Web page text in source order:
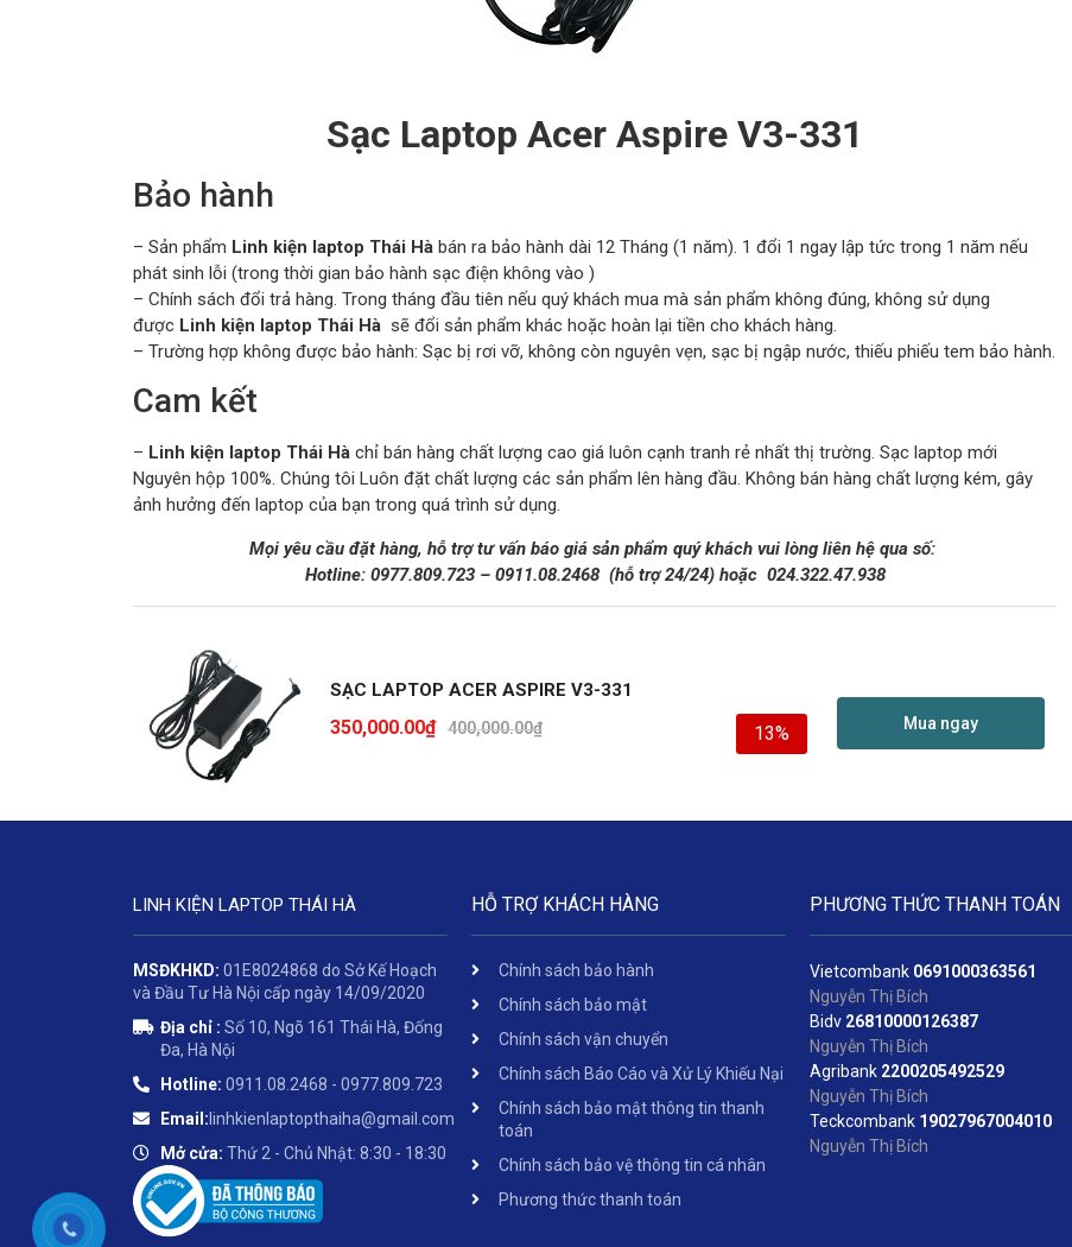
Sạc Laptop Acer Aspire V3-331
Bảo hành
– Sản phẩm Linh kiện laptop Thái Hà bán ra bảo hành dài 12 Tháng (1 năm). 1 đổi 1 ngay lập tức trong 1 năm nếu
phát sinh lỗi (trong thời gian bảo hành sạc điện không vào )
– Chính sách đổi trả hàng. Trong tháng đầu tiên nếu quý khách mua mà sản phẩm không đúng, không sử dụng
được Linh kiện laptop Thái Hà sẽ đổi sản phẩm khác hoặc hoàn lại tiền cho khách hàng.
– Trường hợp không được bảo hành: Sạc bị rơi vỡ, không còn nguyên vẹn, sạc bị ngập nước, thiếu phiếu tem bảo hành.
Cam kết
– Linh kiện laptop Thái Hà chỉ bán hàng chất lượng cao giá luôn cạnh tranh rẻ nhất thị trường. Sạc laptop mới
Nguyên hộp 100%. Chúng tôi Luôn đặt chất lượng các sản phẩm lên hàng đầu. Không bán hàng chất lượng kém, gây
ảnh hưởng đến laptop của bạn trong quá trình sử dụng.
Mọi yêu cầu đặt hàng, hỗ trợ tư vấn báo giá sản phẩm quý khách vui lòng liên hệ qua số:
Hotline: 0977.809.723– 0911.08.2468 (hỗ trợ 24/24)hoặc024.322.47.938
SẠC LAPTOP ACER ASPIRE V3-331
400,000.00₫
350,000.00₫ 13% Mua ngay
LINH KIỆN LAPTOP THÁI HÀ
MSĐKHKD: 01E8024868 do Sở Kế Hoạch
và Đầu Tư Hà Nội cấp ngày 14/09/2020
Địa chỉ : Số 10, Ngõ 161 Thái Hà, Đống
Đa, Hà Nội
Hotline: 0911.08.2468 - 0977.809.723
Email: linhkienlaptopthaiha@gmail.com
Mở cửa: Thứ 2 - Chủ Nhật: 8:30 - 18:30
HỖ TRỢ KHÁCH HÀNG
Chính sách bảo hành
Chính sách bảo mật
Chính sách vận chuyển
Chính sách Báo Cáo và Xử Lý Khiếu Nại
Chính sách bảo mật thông tin thanh
toán
Chính sách bảo vệ thông tin cá nhân
Phương thức thanh toán
PHƯƠNG THỨC THANH TOÁN
Vietcombank 0691000363561
Nguyễn Thị Bích
Bidv 26810000126387
Nguyễn Thị Bích
Agribank 2200205492529
Nguyễn Thị Bích
Teckcombank 19027967004010
Nguyễn Thị Bích